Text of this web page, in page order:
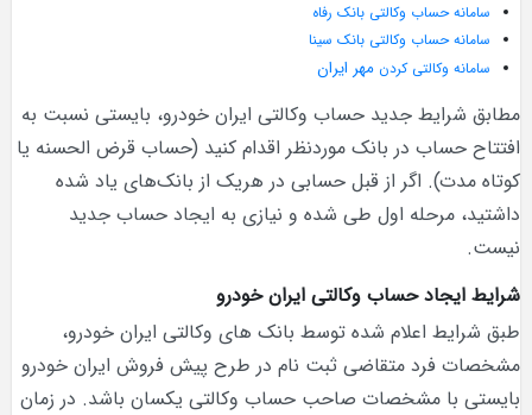
سامانه حساب وکالتی بانک رفاه
سامانه حساب وکالتی بانک سینا
سامانه وکالتی کردن مهر ایران
مطابق شرایط جدید حساب وکالتی ایران خودرو، بایستی نسبت به
افتتاح حساب در بانک موردنظر اقدام کنید (حساب قرض الحسنه یا
کوتاه مدت). اگر از قبل حسابی در هریک از بانک‌های یاد شده
داشتید، مرحله اول طی شده و نیازی به ایجاد حساب جدید
نیست.
شرایط ایجاد حساب وکالتی ایران خودرو
طبق شرایط اعلام شده توسط بانک های وکالتی ایران خودرو،
مشخصات فرد متقاضی ثبت نام در طرح پیش فروش ایران خودرو
بایستی با مشخصات صاحب حساب وکالتی یکسان باشد. در زمان